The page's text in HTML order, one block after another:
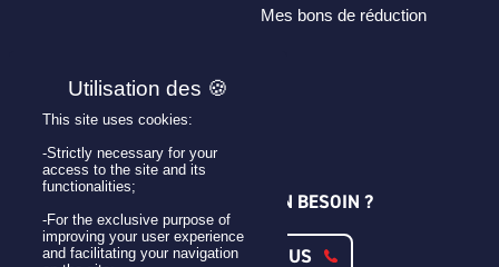
Mes bons de réduction
PLAN DE SITE
Personnaliser son badge
UNE QUESTION ? UN BESOIN ?
CONTACTEZ-NOUS
This site uses cookies:
-Strictly necessary for your
access to the site and its
functionalities;
-For the exclusive purpose of
improving your user experience
and facilitating your navigation